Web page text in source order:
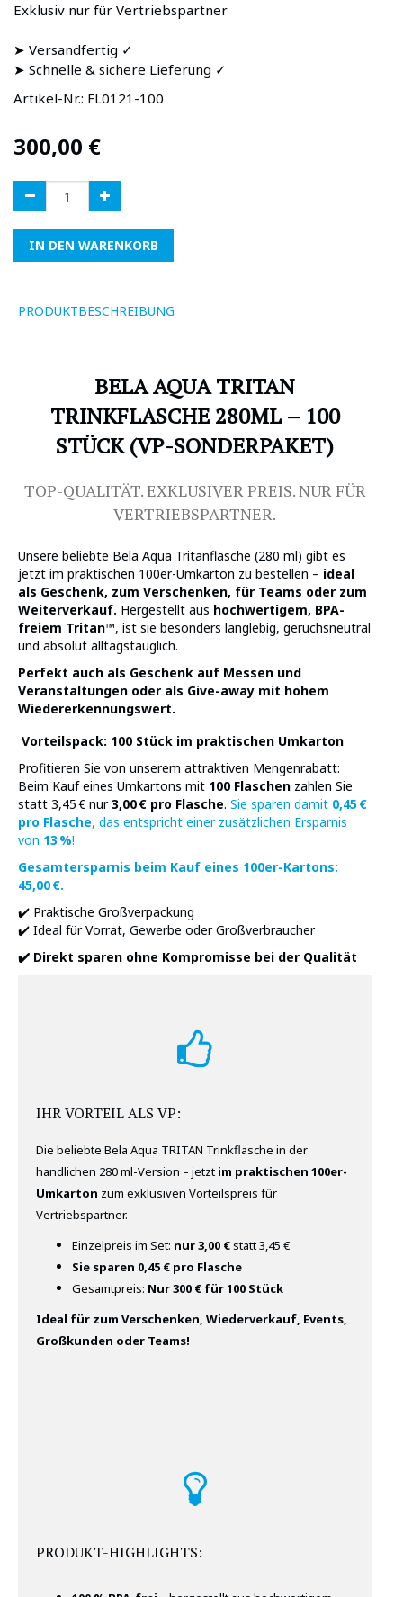
Exklusiv nur für Vertriebspartner
➤ Versandfertig ✓
➤ Schnelle & sichere Lieferung ✓
Artikel-Nr.: FL0121-100
300,00 €
IN DEN WARENKORB
PRODUKTBESCHREIBUNG
BELA AQUA TRITAN
TRINKFLASCHE 280ML – 100
STÜCK (VP-SONDERPAKET)
TOP-QUALITÄT. EXKLUSIVER PREIS. NUR FÜR
VERTRIEBSPARTNER.
Unsere beliebte Bela Aqua Tritanflasche (280 ml) gibt es
jetzt im praktischen 100er-Umkarton zu bestellen – ideal
als Geschenk, zum Verschenken, für Teams oder zum
Weiterverkauf. Hergestellt aus hochwertigem, BPA-
freiem Tritan™, ist sie besonders langlebig, geruchsneutral
und absolut alltagstauglich.
Perfekt auch als Geschenk auf Messen und
Veranstaltungen oder als Give-away mit hohem
Wiedererkennungswert.
Vorteilspack: 100 Stück im praktischen Umkarton
Profitieren Sie von unserem attraktiven Mengenrabatt:
Beim Kauf eines Umkartons mit 100 Flaschen zahlen Sie
statt 3,45 € nur3,00 € pro Flasche. Sie sparen damit 0,45 €
pro Flasche, das entspricht einer zusätzlichen Ersparnis
von 13 %!
Gesamtersparnis beim Kauf eines 100er-Kartons:
45,00 €.
✔️ Praktische Großverpackung
✔️ Ideal für Vorrat, Gewerbe oder Großverbraucher
✔️ Direkt sparen ohne Kompromisse bei der Qualität
IHR VORTEIL ALS VP:
Die beliebte Bela Aqua TRITAN Trinkflasche in der
handlichen 280 ml-Version – jetzt im praktischen 100er-
Umkarton zum exklusiven Vorteilspreis für
Vertriebspartner.
Einzelpreis im Set: nur 3,00 €statt 3,45 €
Sie sparen 0,45 € pro Flasche
Gesamtpreis: Nur300 € für 100 Stück
Ideal für zum Verschenken, Wiederverkauf, Events,
Großkunden oder Teams!
PRODUKT-HIGHLIGHTS: